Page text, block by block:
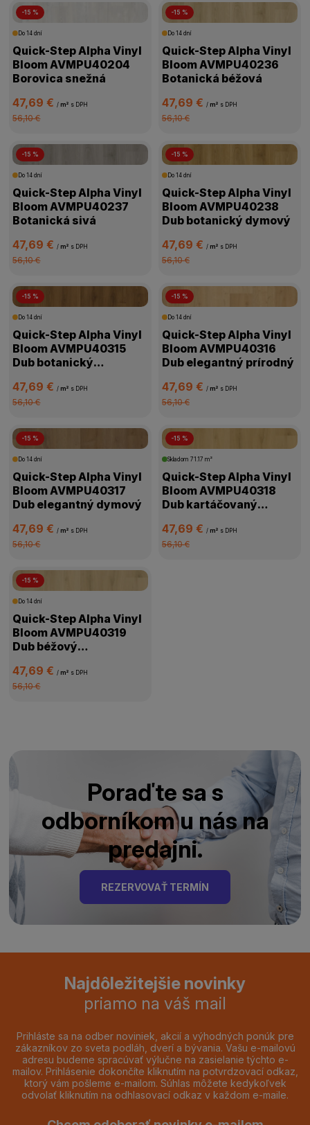
-15 %
Do 14 dní
Quick-Step Alpha Vinyl
Bloom AVMPU40204
Borovica snežná
47,69 €/ m² s DPH
56,10 €
-15 %
Do 14 dní
Quick-Step Alpha Vinyl
Bloom AVMPU40236
Botanická béžová
47,69 € / m² s DPH
56,10 €
-15 %
Do 14 dní
Quick-Step Alpha Vinyl
Bloom AVMPU40237
Botanická sivá
47,69 €/ m² s DPH
56,10 €
-15 %
Do 14 dní
Quick-Step Alpha Vinyl
Bloom AVMPU40238
Dub botanický dymový
47,69 € / m² s DPH
56,10 €
-15 %
Do 14 dní
Quick-Step Alpha Vinyl
Bloom AVMPU40315
Dub botanický
47,69 €/ m² s DPH
56,10 €
-15 %
Do 14 dní
Quick-Step Alpha Vinyl
Bloom AVMPU40316
Dub elegantný prírodný
47,69 € / m² s DPH
56,10 €
-15 %
Do 14 dní
Quick-Step Alpha Vinyl
Bloom AVMPU40317
Dub elegantný dymový
47,69 €/ m² s DPH
56,10 €
-15 %
Skladom 71.17 m²
Quick-Step Alpha Vinyl
Bloom AVMPU40318
Dub kartáčovaný
47,69 € / m² s DPH
56,10 €
-15 %
Do 14 dní
Quick-Step Alpha Vinyl
Bloom AVMPU40319
Dub béžový
47,69 €/ m² s DPH
56,10 €
Poraďte sa s
odborníkom u nás na
predajni.
REZERVOVAŤ TERMÍN
Najdôležitejšie novinky
priamo na váš mail
Prihláste sa na odber noviniek, akcií a výhodných ponúk pre
zákazníkov zo sveta podláh, dverí a bývania. Vašu e-mailovú
adresu budeme spracúvať výlučne na zasielanie týchto e-
mailov. Prihlásenie dokončíte kliknutím na potvrdzovací odkaz,
ktorý vám pošleme e-mailom. Súhlas môžete kedykoľvek
odvolať kliknutím na odhlasovací odkaz v každom e-maile.